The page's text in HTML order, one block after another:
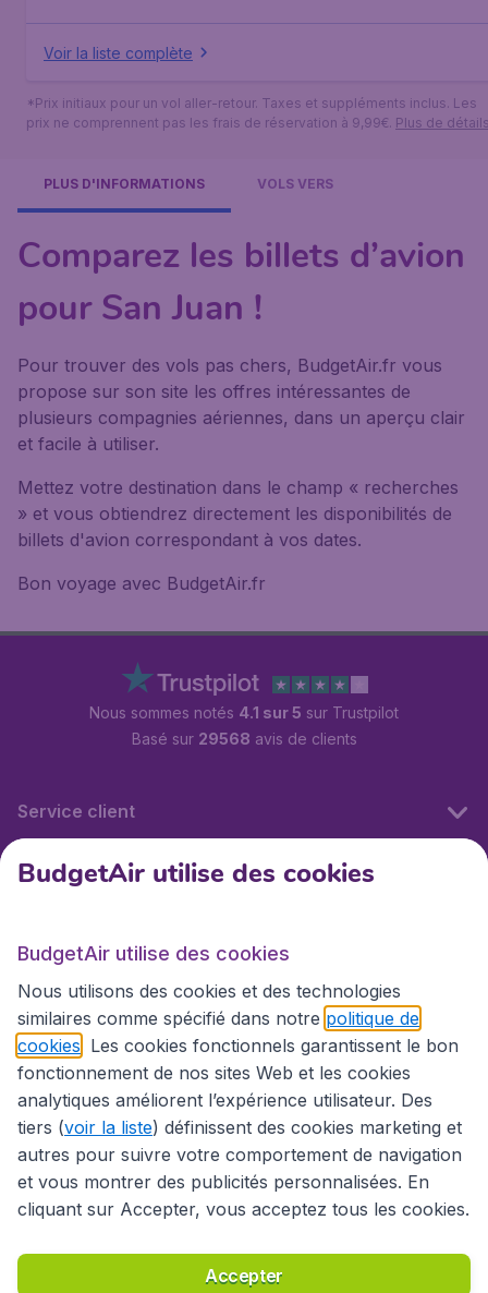
Voir la liste complète
*Prix initiaux pour un vol aller-retour. Taxes et suppléments inclus. Les
prix ne comprennent pas les frais de réservation à 9,99€. Plus de
PLUS D'INFORMATIONS VOLS VERS
Comparez les billets d’avion
pour San Juan !
Pour trouver des vols pas chers, BudgetAir.fr vous
propose sur son site les offres intéressantes de
plusieurs compagnies aériennes, dans un aperçu clair
et facile à utiliser.
Mettez votre destination dans le champ « recherches
» et vous obtiendrez directement les disponibilités de
billets d'avion correspondant à vos dates.
Bon voyage avec BudgetAir.fr
Nous sommes notés 4.1 sur 5 sur Trustpilot
Basé sur 29568 avis de clients
Service client
BudgetAir.fr
Sites internationaux
Déclaration d’accessibilité
Conditions générales
Déclaration de confidentialité
BudgetAir utilise des cookies
BudgetAir utilise des cookies
Nous utilisons des cookies et des technologies
similaires comme spécifié dans notre politique de
cookies . Les cookies fonctionnels garantissent le bon
fonctionnement de nos sites Web et les cookies
analytiques améliorent l’expérience utilisateur. Des
tiers (voir la liste) définissent des cookies marketing et
autres pour suivre votre comportement de navigation
et vous montrer des publicités personnalisées. En
cliquant sur Accepter, vous acceptez tous les cookies.
Accepter